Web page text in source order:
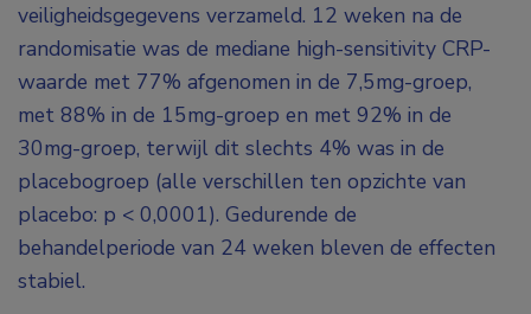
veiligheidsgegevens verzameld. 12 weken na de
randomisatie was de mediane high-sensitivity CRP-
waarde met 77% afgenomen in de 7,5mg-groep,
met 88% in de 15mg-groep en met 92% in de
30mg-groep, terwijl dit slechts 4% was in de
placebogroep (alle verschillen ten opzichte van
placebo: p < 0,0001). Gedurende de
behandelperiode van 24 weken bleven de effecten
stabiel.